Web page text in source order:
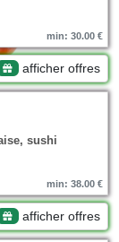
min: 30.00 €
afficher offres
sushi
min: 38.00 €
afficher offres